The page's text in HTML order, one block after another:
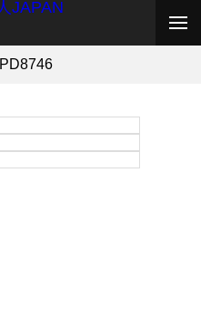
PD8746